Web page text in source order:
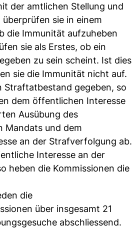
der amtlichen Stellung und
sie in einem
die Immunität aufzuheben
sie als Erstes, ob ein
zu sein scheint. Ist dies
sie die Immunität nicht auf.
Straftatbestand gegeben, so
dem öffentlichen Interesse
Ausübung des
Mandats und dem
an der Strafverfolgung ab.
Interesse an der
heben die Kommissionen die
die
über insgesamt 21
abschliessend.